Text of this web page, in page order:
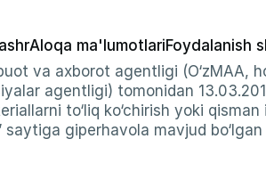
Aloqa ma'lumotlariFoydalanish
va axborot agentligi (O‘zMAA,
agentligi) tomonidan
to‘liq ko‘chirish yoki
giperhavola mavjud